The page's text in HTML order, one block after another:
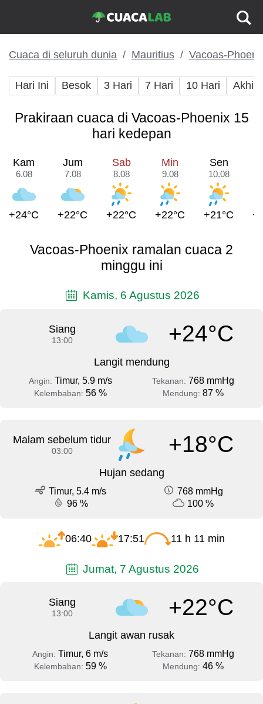
Cuaca di seluruh dunia Mauritius Vacoas-
Hari Ini Besok 3 Hari 7 Hari 10 Hari Akhir
Prakiraan cuaca di Vacoas-Phoenix 15
hari kedepan
Kam
6.08
+24°C
Jum
7.08
+22°C
Sab
8.08
+22°C
Min
9.08
+22°C
Sen
10.08
+21°C
Vacoas-Phoenix ramalan cuaca 2
minggu ini
Kamis, 6 Agustus 2026
Siang
13:00 +24°C
Langit mendung
Angin: Timur, 5.9 m/s Tekanan: 768 mmHg
Kelembaban: 56 % Mendung: 87 %
Malam sebelum tidur
03:00 +18°C
Hujan sedang
Timur, 5.4 m/s
768 mmHg
96 %
100 %
06:40 17:51 11 h 11 min
Jumat, 7 Agustus 2026
Siang
13:00 +22°C
Langit awan rusak
Angin: Timur, 6 m/s Tekanan: 768 mmHg
Kelembaban: 59 % Mendung: 46 %